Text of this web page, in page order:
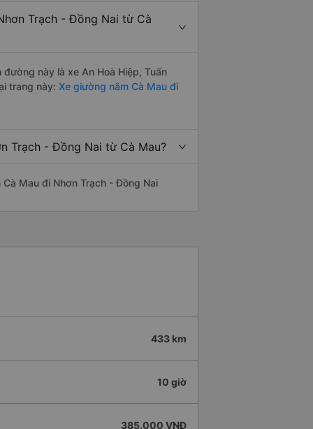
Trạch - Đồng Nai từ Cà
này là xe An Hoà Hiệp, Tuấn
trang này: Xe giường nằm Cà Mau đi
Trạch - Đồng Nai từ Cà Mau?
Mau đi Nhơn Trạch - Đồng Nai
433 km
10 giờ
385.000 VNĐ